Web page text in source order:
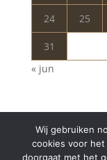
24 25
31
« jun
Wij gebruiken
cookies voor
doorgaat met het